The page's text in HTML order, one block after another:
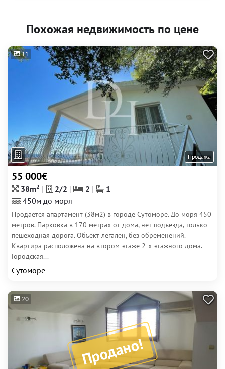
Похожая недвижимость по цене
11
Продажа
55 000€
38m2 2/2 2
1
450м до моря
Продается апартамент (38м2) в городе Сутоморе. До моря 450
метров. Парковка в 170 метрах от дома, нет подъезда, только
пешеходная дорога. Объект легален, без обременений.
Квартира расположена на втором этаже 2-х этажного дома.
Городская...
Сутоморе
Продано!
20